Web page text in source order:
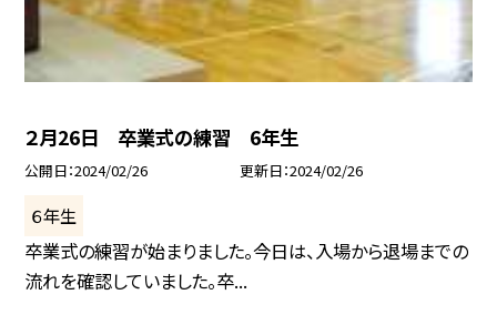
２月26日 卒業式の練習 6年生
公開日 2024/02/26 更新日 2024/02/26
６年生
卒業式の練習が始まりました。今日は、入場から退場までの
流れを確認していました。卒...